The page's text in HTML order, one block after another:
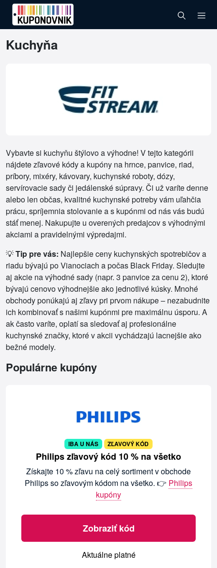
Kuchyňa
Vybavte si kuchyňu štýlovo a výhodne! V tejto kategórii
nájdete zľavové kódy a kupóny na hrnce, panvice, riad,
príbory, mixéry, kávovary, kuchynské roboty, dózy,
servírovacie sady či jedálenské súpravy. Či už varíte denne
alebo len občas, kvalitné kuchynské potreby vám uľahčia
prácu, spríjemnia stolovanie a s kupónmi od nás vás budú
stáť menej. Nakupujte u overených predajcov s výhodnými
akciami a pravidelnými výpredajmi.
💡Tip pre vás: Najlepšie ceny kuchynských spotrebičov a
riadu bývajú po Vianociach a počas Black Friday. Sledujte
aj akcie na výhodné sady (napr. 3 panvice za cenu 2), ktoré
bývajú cenovo výhodnejšie ako jednotlivé kúsky. Mnohé
obchody ponúkajú aj zľavy pri prvom nákupe – nezabudnite
ich kombinovať s našimi kupónmi pre maximálnu úsporu. A
ak často varíte, oplatí sa sledovať aj profesionálne
kuchynské značky, ktoré v akcii vychádzajú lacnejšie ako
bežné modely.
Populárne kupóny
IBA U NÁS ZĽAVOVÝ KÓD
Philips zľavový kód 10 % na všetko
Získajte 10 % zľavu na celý sortiment v obchode
Philips so zľavovým kódom na všetko. 👉 Philips
kupóny
Zobraziť kód
Aktuálne platné